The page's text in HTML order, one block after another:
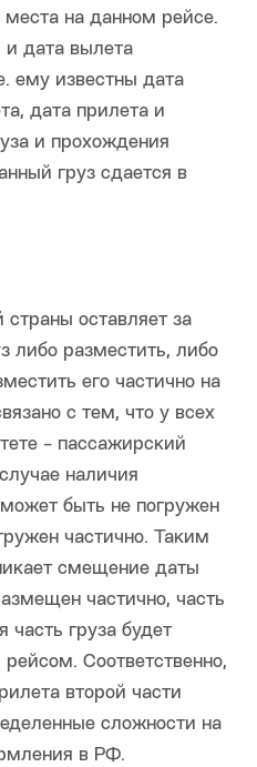
места на данном рейсе.
и дата вылета
ему известны дата
дата прилета и
и прохождения
груз сдается в
оставляет за
либо разместить, либо
его частично на
с тем, что у всех
- пассажирский
наличия
быть не погружен
частично. Таким
смещение даты
частично, часть
часть груза будет
Соответственно,
второй части
сложности на
в РФ.